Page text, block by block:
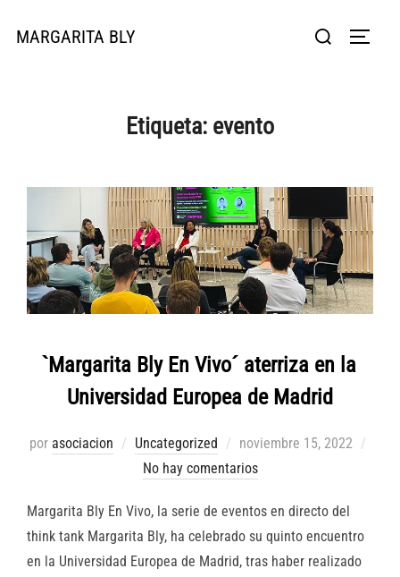
MARGARITA BLY Buscar:
Etiqueta: evento
`Margarita Bly En Vivo´ aterriza en la
Universidad Europea de Madrid
por asociacion Uncategorized
Publicado
el
noviembre 15, 2022
No hay comentarios
Margarita Bly En Vivo, la serie de eventos en directo del
think tank Margarita Bly, ha celebrado su quinto encuentro
en la Universidad Europea de Madrid, tras haber realizado